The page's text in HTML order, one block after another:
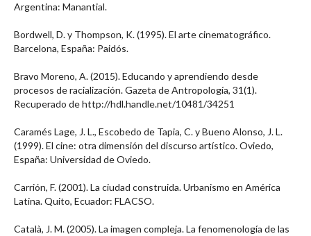
Argentina: Manantial.
Bordwell, D. y Thompson, K. (1995). El arte cinematográfico.
Barcelona, España: Paidós.
Bravo Moreno, A. (2015). Educando y aprendiendo desde
procesos de racialización. Gazeta de Antropología, 31(1).
Recuperado de http://hdl.handle.net/10481/34251
Caramés Lage, J. L., Escobedo de Tapia, C. y Bueno Alonso, J. L.
(1999). El cine: otra dimensión del discurso artístico. Oviedo,
España: Universidad de Oviedo.
Carrión, F. (2001). La ciudad construida. Urbanismo en América
Latina. Quito, Ecuador: FLACSO.
Català, J. M. (2005). La imagen compleja. La fenomenología de las